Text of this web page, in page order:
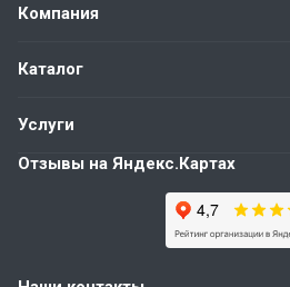
Компания
Каталог
Услуги
Отзывы на Яндекс.Картах